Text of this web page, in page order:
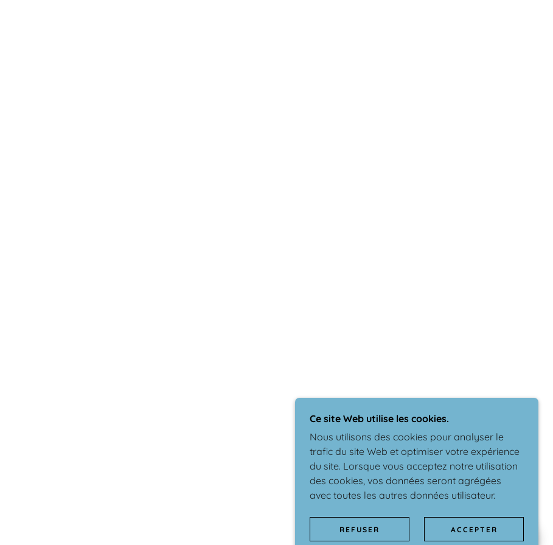
Ce site Web utilise les cookies.
Nous utilisons des cookies pour analyser le
trafic du site Web et optimiser votre expérience
du site. Lorsque vous acceptez notre utilisation
des cookies, vos données seront agrégées
avec toutes les autres données utilisateur.
REFUSER ACCEPTER